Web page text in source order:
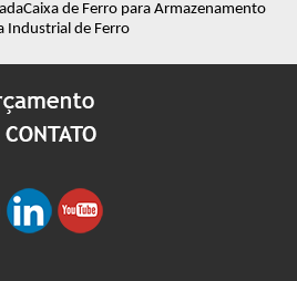
Caixa de Ferro para Armazenamento
Industrial de Ferro